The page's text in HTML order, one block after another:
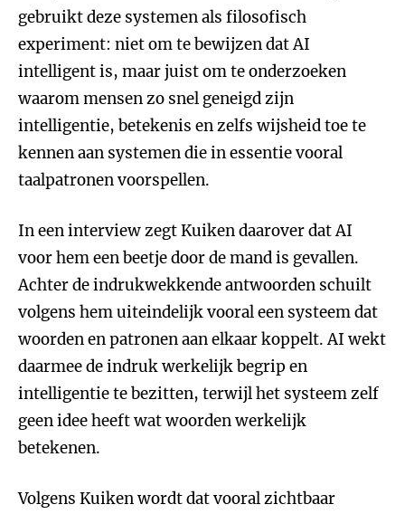
gebruikt deze systemen als filosofisch
experiment: niet om te bewijzen dat AI
intelligent is, maar juist om te onderzoeken
waarom mensen zo snel geneigd zijn
intelligentie, betekenis en zelfs wijsheid toe te
kennen aan systemen die in essentie vooral
taalpatronen voorspellen.
In een interview zegt Kuiken daarover dat AI
voor hem een beetje door de mand is gevallen.
Achter de indrukwekkende antwoorden schuilt
volgens hem uiteindelijk vooral een systeem dat
woorden en patronen aan elkaar koppelt. AI wekt
daarmee de indruk werkelijk begrip en
intelligentie te bezitten, terwijl het systeem zelf
geen idee heeft wat woorden werkelijk
betekenen.
Volgens Kuiken wordt dat vooral zichtbaar